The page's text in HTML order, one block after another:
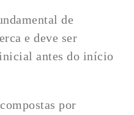
de
e deve ser
antes do início
por